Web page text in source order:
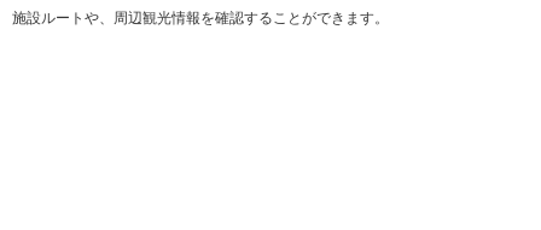
施設ルートや、周辺観光情報を確認することができます。